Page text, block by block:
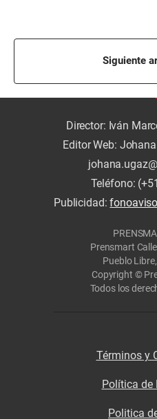
Siguiente
Director: Iván
Editor Web:
Teléfono:
Publicidad:
Prensmart
Pueblo
Copyright ©
Todos los
Términos y
Política de
Politica